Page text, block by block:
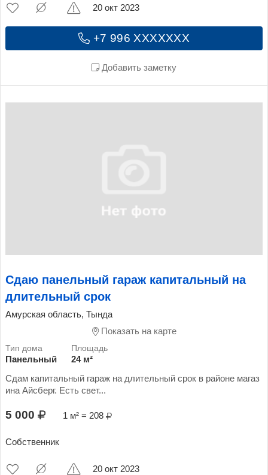
+7 996 XXXXXXX
Добавить заметку
20 окт 2023
Сдаю панельный гараж капитальный на
длительный срок
Амурская область, Тында
Показать на карте
Панельный
24 м²
Сдам капитальный гараж на длительный срок в районе магаз
ина Айсберг. Есть свет...
5 000 1 м² = 208
Собственник
20 окт 2023